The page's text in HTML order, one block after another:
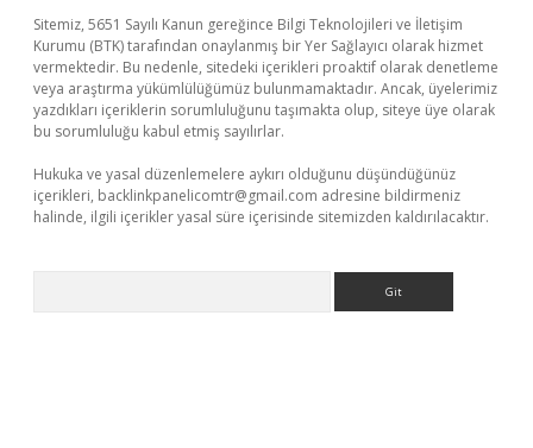
Sitemiz, 5651 Sayılı Kanun gereğince Bilgi Teknolojileri ve İletişim
Kurumu (BTK) tarafından onaylanmış bir Yer Sağlayıcı olarak hizmet
vermektedir. Bu nedenle, sitedeki içerikleri proaktif olarak denetleme
veya araştırma yükümlülüğümüz bulunmamaktadır. Ancak, üyelerimiz
yazdıkları içeriklerin sorumluluğunu taşımakta olup, siteye üye olarak
bu sorumluluğu kabul etmiş sayılırlar.
Hukuka ve yasal düzenlemelere aykırı olduğunu düşündüğünüz
içerikleri, backlinkpanelicomtr@gmail.com adresine bildirmeniz
halinde, ilgili içerikler yasal süre içerisinde sitemizden kaldırılacaktır.